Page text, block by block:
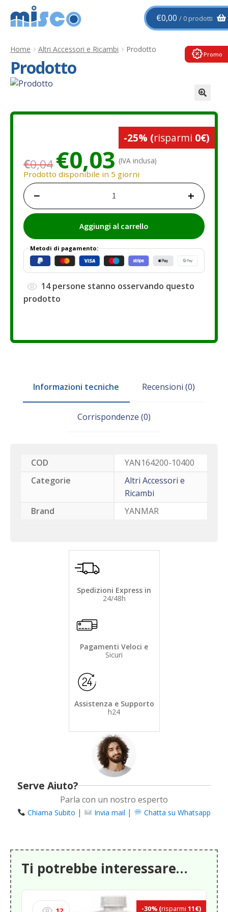
Vai
alla
Vai
al
€0,00 0 prodotti
Home Altri Accessori e Ricambi Prodotto
Prodotto
€0,04
Il
prezzo
originale
€0,04.
€0,03 Il
prezzo
attuale
€0,03.
(IVA inclusa)
-25% (risparmi 0€)
Prodotto disponibile in 5 giorni
Prodotto
quantità
− +
Aggiungi al carrello
Metodi di pagamento:
14persone stanno osservando questo
prodotto
Informazioni tecniche Recensioni (0)
Corrispondenze (0)
COD
YAN164200-10400
Categorie
Altri Accessori e
Ricambi
Brand
YANMAR
Spedizioni Express in
24/48h
Pagamenti Veloci e
Sicuri
Assistenza e Supporto
h24
Serve Aiuto?
Parla con un nostro esperto
Chiama Subito | Invia mail | Chatta su Whatsapp
Ti potrebbe interessare…
-30% (risparmi 11€)
Promo